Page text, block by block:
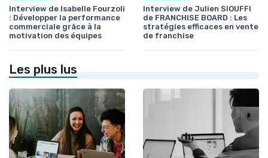
Interview de Isabelle Fourzoli
: Développer la performance
commerciale grâce à la
motivation des équipes
Interview de Julien SIOUFFI
de FRANCHISE BOARD : Les
stratégies efficaces en vente
de franchise
Les plus lus